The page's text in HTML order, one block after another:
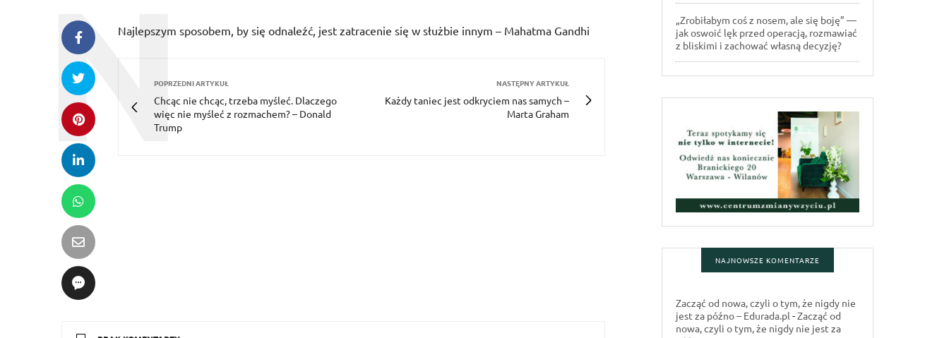
Najlepszym sposobem, by się odnaleźć, jest zatracenie się w służbie innym – Mahatma Gandhi
POPRZEDNI ARTYKUŁ
Chcąc nie chcąc, trzeba myśleć. Dlaczego
więc nie myśleć z rozmachem? – Donald
Trump
NASTĘPNY ARTYKUŁ
Każdy taniec jest odkryciem nas samych –
Marta Graham
„Zrobiłabym coś z nosem, ale się boję” —
jak oswoić lęk przed operacją, rozmawiać
z bliskimi i zachować własną decyzję?
NAJNOWSZE KOMENTARZE
Zacząć od nowa, czyli o tym, że nigdy nie
jest za późno – Edurada.pl -Zacząć od
nowa, czyli o tym, że nigdy nie jest za